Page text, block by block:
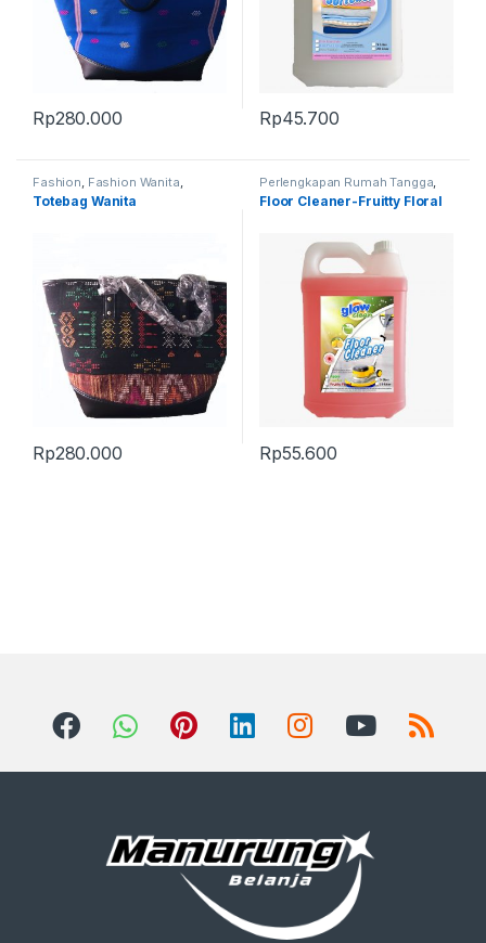
Rp280.000 Rp45.700
Fashion Fashion Wanita
Produk Terbaru,
Totebag Wanita
Rp280.000
Perlengkapan Rumah Tangga
Produk Terbaru
Floor Cleaner-Fruitty Floral
Rp55.600